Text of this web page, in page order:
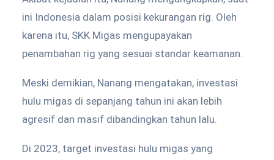
ini Indonesia dalam posisi kekurangan rig. Oleh
karena itu, SKK Migas mengupayakan
penambahan rig yang sesuai standar keamanan.
Meski demikian, Nanang mengatakan, investasi
hulu migas di sepanjang tahun ini akan lebih
agresif dan masif dibandingkan tahun lalu.
Di 2023, target investasi hulu migas yang